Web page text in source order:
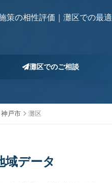
策の相性評価｜灘区での最適
灘区でのご相談
神戸市 灘区
域データ